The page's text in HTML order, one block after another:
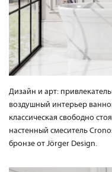
Дизайн и арт:
воздушный интерьер
классическая свободно
настенный смеситель
бронзе от Jörger Design.